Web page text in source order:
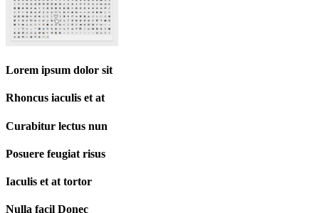
Lorem ipsum dolor sit
Rhoncus iaculis et at
Curabitur lectus nun
Posuere feugiat risus
Iaculis et at tortor
Nulla facil Donec